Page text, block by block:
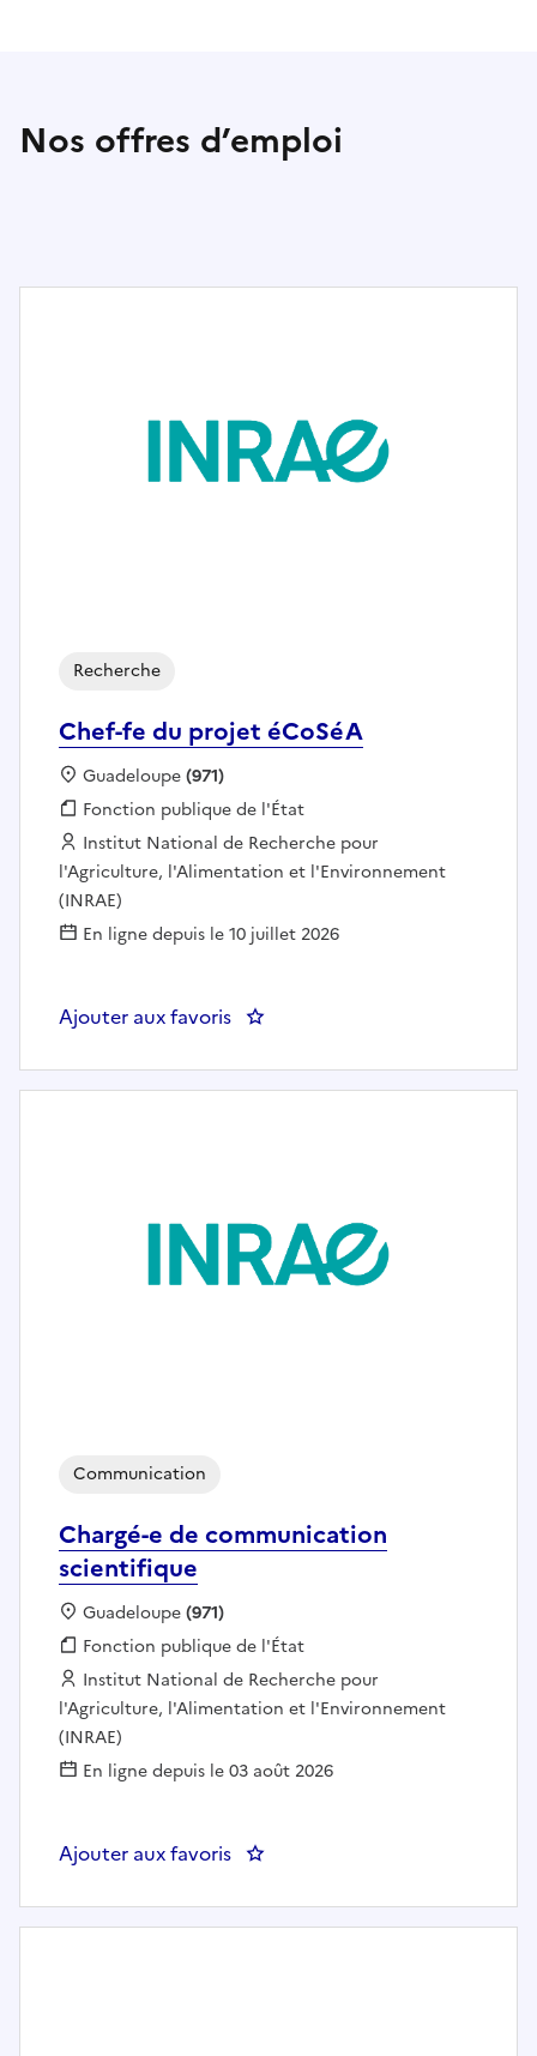
Nos offres d’emploi
Chef-fe du projet éCoSéA
Recherche
Localisation :
Guadeloupe(971)
Fonction publique :
Fonction publique de l'État
Employeur :
Institut National de Recherche pour
l'Agriculture, l'Alimentation et l'Environnement
(INRAE)
En ligne depuis le 10 juillet 2026
Ajouter aux favoris : Chef-fe du projet éCoSéA
Chargé-e de communication
scientifique
Communication
Localisation :
Guadeloupe(971)
Fonction publique :
Fonction publique de l'État
Employeur :
Institut National de Recherche pour
l'Agriculture, l'Alimentation et l'Environnement
(INRAE)
En ligne depuis le 03 août 2026
Ajouter aux favoris : Chargé-e de communication